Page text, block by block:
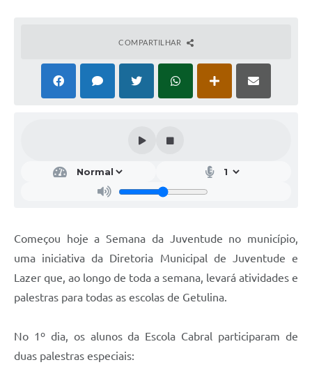
COMPARTILHAR
Começou hoje a Semana da Juventude no município,
uma iniciativa da Diretoria Municipal de Juventude e
Lazer que, ao longo de toda a semana, levará atividades e
palestras para todas as escolas de Getulina.
No 1º dia, os alunos da Escola Cabral participaram de
duas palestras especiais: